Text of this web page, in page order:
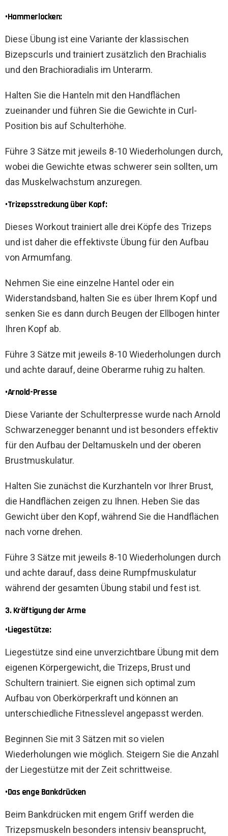
•Hammerlocken:
Diese Übung ist eine Variante der klassischen
Bizepscurls und trainiert zusätzlich den Brachialis
und den Brachioradialis im Unterarm.
Halten Sie die Hanteln mit den Handflächen
zueinander und führen Sie die Gewichte in Curl-
Position bis auf Schulterhöhe.
Führe 3 Sätze mit jeweils 8-10 Wiederholungen durch,
wobei die Gewichte etwas schwerer sein sollten, um
das Muskelwachstum anzuregen.
•Trizepsstreckung über Kopf:
Dieses Workout trainiert alle drei Köpfe des Trizeps
und ist daher die effektivste Übung für den Aufbau
von Armumfang.
Nehmen Sie eine einzelne Hantel oder ein
Widerstandsband, halten Sie es über Ihrem Kopf und
senken Sie es dann durch Beugen der Ellbogen hinter
Ihren Kopf ab.
Führe 3 Sätze mit jeweils 8-10 Wiederholungen durch
und achte darauf, deine Oberarme ruhig zu halten.
•Arnold-Presse
Diese Variante der Schulterpresse wurde nach Arnold
Schwarzenegger benannt und ist besonders effektiv
für den Aufbau der Deltamuskeln und der oberen
Brustmuskulatur.
Halten Sie zunächst die Kurzhanteln vor Ihrer Brust,
die Handflächen zeigen zu Ihnen. Heben Sie das
Gewicht über den Kopf, während Sie die Handflächen
nach vorne drehen.
Führe 3 Sätze mit jeweils 8-10 Wiederholungen durch
und achte darauf, dass deine Rumpfmuskulatur
während der gesamten Übung stabil und fest ist.
3. Kräftigung der Arme
•Liegestütze:
Liegestütze sind eine unverzichtbare Übung mit dem
eigenen Körpergewicht, die Trizeps, Brust und
Schultern trainiert. Sie eignen sich optimal zum
Aufbau von Oberkörperkraft und können an
unterschiedliche Fitnesslevel angepasst werden.
Beginnen Sie mit 3 Sätzen mit so vielen
Wiederholungen wie möglich. Steigern Sie die Anzahl
der Liegestütze mit der Zeit schrittweise.
•Das enge Bankdrücken
Beim Bankdrücken mit engem Griff werden die
Trizepsmuskeln besonders intensiv beansprucht,